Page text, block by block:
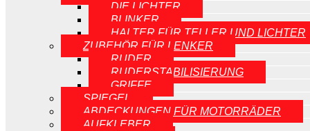
DIE LICHTER
BLINKER
HALTER FÜR TELLER UND LICHTER
ZUBEHÖR FÜR LENKER
RUDER
RUDERSTABILISIERUNG
GRIFFE
SPIEGEL
ABDECKUNGEN FÜR MOTORRÄDER
AUFKLEBER